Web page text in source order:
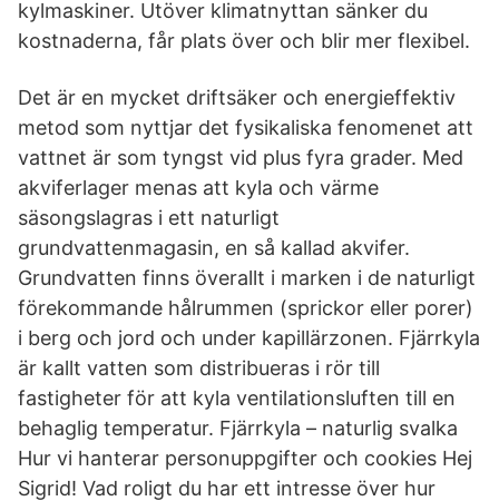
kylmaskiner. Utöver klimatnyttan sänker du
kostnaderna, får plats över och blir mer flexibel.
Det är en mycket driftsäker och energieffektiv
metod som nyttjar det fysikaliska fenomenet att
vattnet är som tyngst vid plus fyra grader. Med
akviferlager menas att kyla och värme
säsongslagras i ett naturligt
grundvattenmagasin, en så kallad akvifer.
Grundvatten finns överallt i marken i de naturligt
förekommande hålrummen (sprickor eller porer)
i berg och jord och under kapillärzonen. Fjärrkyla
är kallt vatten som distribueras i rör till
fastigheter för att kyla ventilationsluften till en
behaglig temperatur. Fjärrkyla – naturlig svalka
Hur vi hanterar personuppgifter och cookies Hej
Sigrid! Vad roligt du har ett intresse över hur